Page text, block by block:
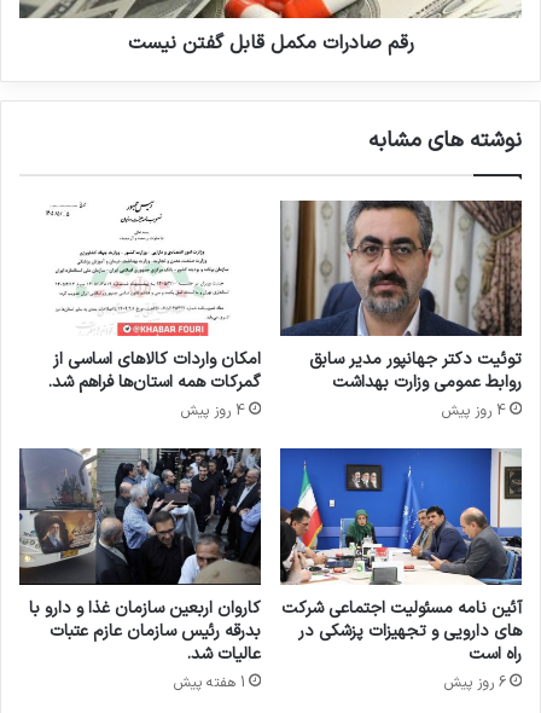
ا
س
گ
گ
و
ا
ر
ش
ر
ا
ب
ش
ن
ا
س
م
ت
ق
ل
گ
ف
ت
ن
ی
س
ت
رقم صادرات مکمل قابل گفتن نیست
نوشته های مشابه
توئیت دکتر جهانپور مدیر سابق
روابط عمومی وزارت بهداشت
4 روز پیش
امکان واردات کالاهای اساسی از
گمرکات همه استان‌ها فراهم شد.
4 روز پیش
آئین نامه مسئولیت اجتماعی شرکت
های دارویی و تجهیزات پزشکی در
راه است
6 روز پیش
کاروان اربعین سازمان غذا و دارو با
بدرقه رئیس سازمان عازم عتبات
عالیات شد.
1 هفته پیش